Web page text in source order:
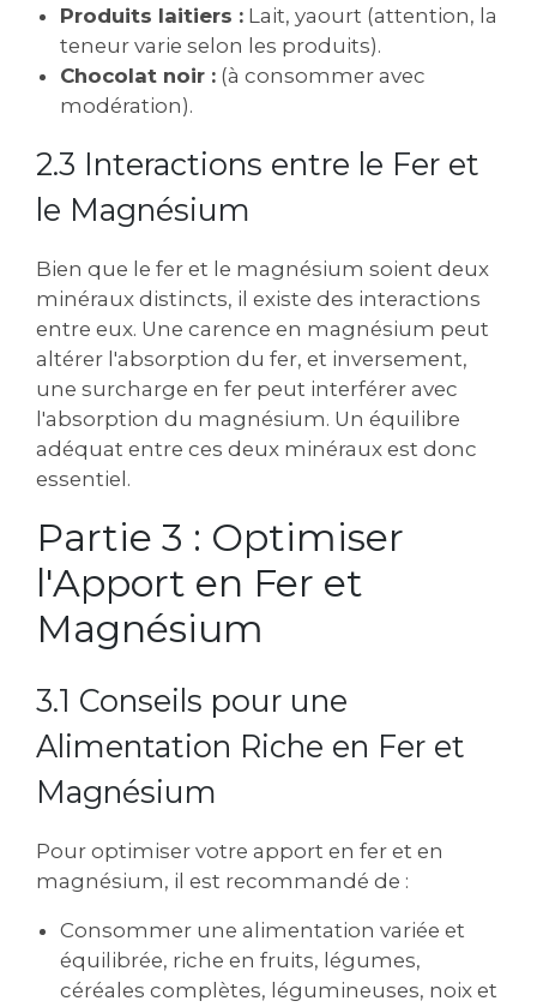
Produits laitiers : Lait‚ yaourt (attention‚ la
teneur varie selon les produits).
Chocolat noir : (à consommer avec
modération).
2.3 Interactions entre le Fer et
le Magnésium
Bien que le fer et le magnésium soient deux
minéraux distincts‚ il existe des interactions
entre eux. Une carence en magnésium peut
altérer l'absorption du fer‚ et inversement‚
une surcharge en fer peut interférer avec
l'absorption du magnésium. Un équilibre
adéquat entre ces deux minéraux est donc
essentiel.
Partie 3 : Optimiser
l'Apport en Fer et
Magnésium
3.1 Conseils pour une
Alimentation Riche en Fer et
Magnésium
Pour optimiser votre apport en fer et en
magnésium‚ il est recommandé de :
Consommer une alimentation variée et
équilibrée‚ riche en fruits‚ légumes‚
céréales complètes‚ légumineuses‚ noix et